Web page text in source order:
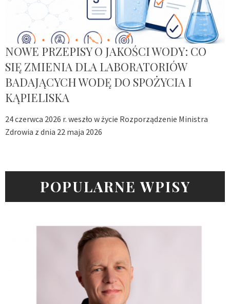
NOWE PRZEPISY O JAKOŚCI WODY: CO
SIĘ ZMIENIA DLA LABORATORIÓW
BADAJĄCYCH WODĘ DO SPOŻYCIA I
KĄPIELISKA
24 czerwca 2026 r. weszło w życie Rozporządzenie Ministra
Zdrowia z dnia 22 maja 2026
POPULARNE WPISY